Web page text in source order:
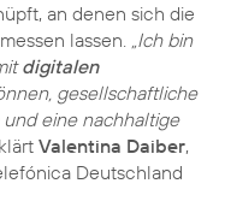
an denen sich die
lassen. „Ich bin
digitalen
gesellschaftliche
eine nachhaltige
Valentina Daiber,
Deutschland